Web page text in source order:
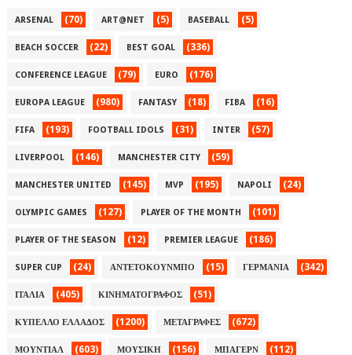
ARSENAL (70) ART@NET (5) BASEBALL (5)
BEACH SOCCER (22) BEST GOAL (336)
CONFERENCE LEAGUE (79) EURO (176)
EUROPA LEAGUE (980) FANTASY (18) FIBA (16)
FIFA (193) FOOTBALL IDOLS (31) INTER (57)
LIVERPOOL (146) MANCHESTER CITY (59)
MANCHESTER UNITED (145) MVP (195) NAPOLI (24)
OLYMPIC GAMES (127) PLAYER OF THE MONTH (101)
PLAYER OF THE SEASON (12) PREMIER LEAGUE (186)
SUPER CUP (24) ΑΝΤΕΤΟΚΟΥΝΜΠΟ (15) ΓΕΡΜΑΝΙΑ (342)
ΙΤΑΛΙΑ (405) ΚΙΝΗΜΑΤΟΓΡΑΦΟΣ (51)
ΚΥΠΕΛΛΟ ΕΛΛΑΔΟΣ (1200) ΜΕΤΑΓΡΑΦΕΣ (672)
ΜΟΥΝΤΙΑΛ (603) ΜΟΥΣΙΚΗ (156) ΜΠΑΓΕΡΝ (112)